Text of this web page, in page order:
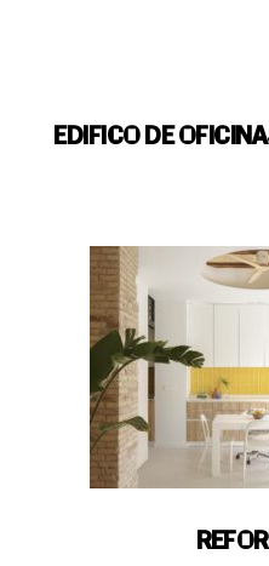
EDIFICO DE
Política
Copyright © 2026
We are a part of Open House Europe, a